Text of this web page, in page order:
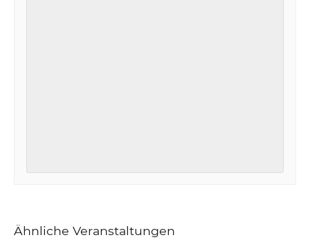
Ähnliche Veranstaltungen